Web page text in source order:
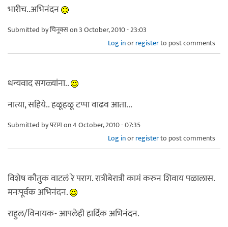
भारीच..अभिनंदन
Submitted byचिनूक्सon 3 October, 2010 - 23:03
Log inorregisterto post comments
धन्यवाद सगळ्यांना..
नात्या, सहिये.. हळूहळू टप्पा वाढव आता...
Submitted byपरागon 4 October, 2010 - 07:35
Log inorregisterto post comments
विशेष कौतुक वाटलं रे पराग. रात्रीबेरात्री कामं करुन शिवाय पळालास.
मनःपूर्वक अभिनंदन.
राहुल/विनायक- आपलेही हार्दिक अभिनंदन.